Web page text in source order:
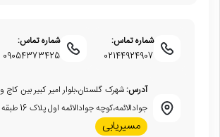
شماره تماس:
02144924907
شماره تماس:
09054373425
آدرس:شهرک گلستان،بلوار امیر کبیر بین کاج و
جوادالائمه،کوچه جوادالائمه اول پلاک 16 طبقه دوم
مسیریابی